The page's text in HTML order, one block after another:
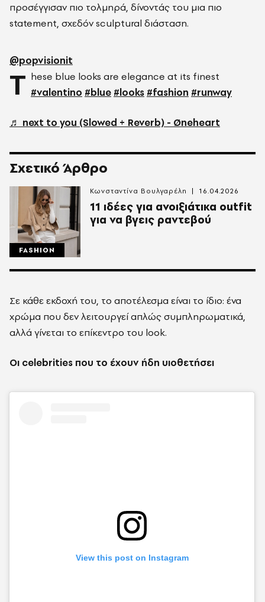
προσέγγισαν πιο τολμηρά, δίνοντάς του μια πιο
statement, σχεδόν sculptural διάσταση.
@popvisionit
T hese blue looks are elegance at its finest
#valentino #blue #looks #fashion #runway
♬ next to you (Slowed + Reverb) - Øneheart
Σχετικό Άρθρο
FASHION
11 ιδέες για ανοιξιάτικα outfit
για να βγεις ραντεβού
Κωνσταντίνα Βουλγαρέλη 16.04.2026
Σε κάθε εκδοχή του, το αποτέλεσμα είναι το ίδιο: ένα
χρώμα που δεν λειτουργεί απλώς συμπληρωματικά,
αλλά γίνεται το επίκεντρο του look.
Οι celebrities που το έχουν ήδη υιοθετήσει
View this post on Instagram